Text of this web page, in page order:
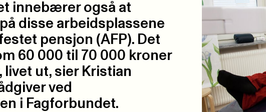
innebærer også at
disse arbeidsplassene
pensjon (AFP). Det
60 000 til 70 000 kroner
livet ut, sier Kristian
ved
i Fagforbundet.